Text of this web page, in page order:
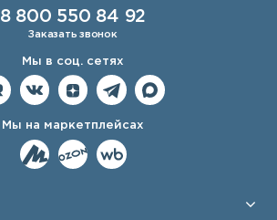
8 800 550 84 92
Заказать звонок
Мы в соц. сетях
Мы на маркетплейсах